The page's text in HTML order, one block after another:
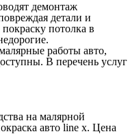
демонтаж
детали и
потолка в
работы авто,
В перечень услуг
на малярной
авто line x. Цена